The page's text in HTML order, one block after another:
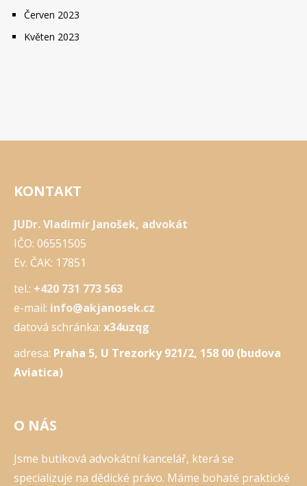
Červen 2023
Květen 2023
KONTAKT
JUDr. Vladimír Janošek, advokát
IČO: 06551505
Ev. ČAK: 17851
tel.: +420 731 773 563
e-mail: info@akjanosek.cz
datová schránka: x34uzqg
adresa: Praha 5, U Trezorky 921/2, 158 00 (budova
Aviatica)
O NÁS
Jsme butiková advokátní kancelář, která se
specializuje na dědické právo. Máme bohaté praktické